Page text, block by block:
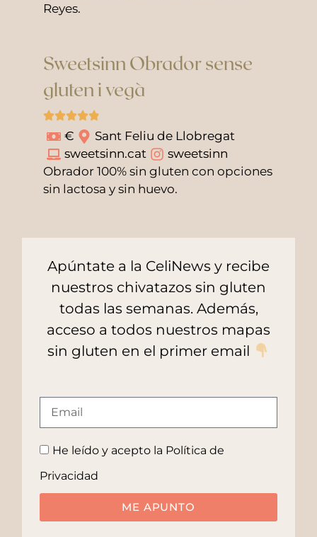
Reyes.
Sweetsinn Obrador sense
gluten i vegà
€
Sant Feliu de Llobregat
sweetsinn.cat
sweetsinn
Obrador 100% sin gluten con opciones
sin lactosa y sin huevo.
Apúntate a la CeliNews y recibe
nuestros chivatazos sin gluten
todas las semanas. Además,
acceso a todos nuestros mapas
sin gluten en el primer email
He leído y acepto la Política de
Privacidad
ME APUNTO